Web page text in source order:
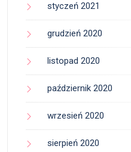
styczeń 2021
grudzień 2020
listopad 2020
październik 2020
wrzesień 2020
sierpień 2020